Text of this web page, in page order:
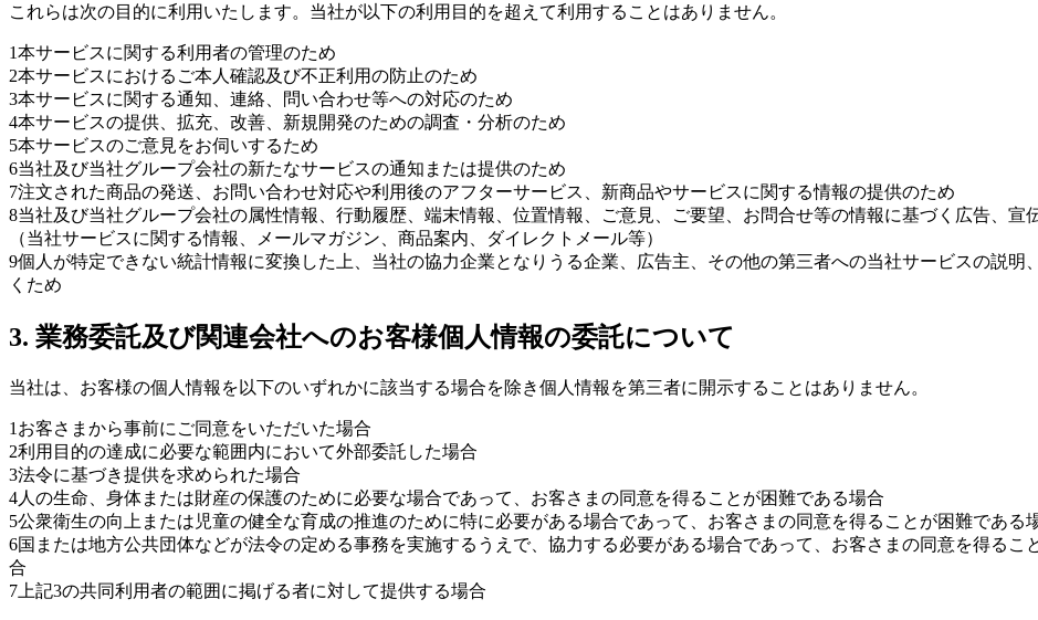
これらは次の目的に利用いたします。当社が以下の利用目的を超えて利用することはありません。
1本サービスに関する利用者の管理のため
2本サービスにおけるご本人確認及び不正利用の防止のため
3本サービスに関する通知、連絡、問い合わせ等への対応のため
4本サービスの提供、拡充、改善、新規開発のための調査・分析のため
5本サービスのご意見をお伺いするため
6当社及び当社グループ会社の新たなサービスの通知または提供のため
7注文された商品の発送、お問い合わせ対応や利用後のアフターサービス、新商品やサービスに関する情報の提供のため
8当社及び当社グループ会社の属性情報、行動履歴、端末情報、位置情報、ご意見、ご要望、お問合せ等の情報に基づく広告、宣
（当社サービスに関する情報、メールマガジン、商品案内、ダイレクトメール等）
9個人が特定できない統計情報に変換した上、当社の協力企業となりうる企業、広告主、その他の第三者への当社サービスの説
くため
3. 業務委託及び関連会社へのお客様個人情報の委託について
当社は、お客様の個人情報を以下のいずれかに該当する場合を除き個人情報を第三者に開示することはありません。
1 お客さまから事前にご同意をいただいた場合
2利用目的の達成に必要な範囲内において外部委託した場合
3法令に基づき提供を求められた場合
4人の生命、身体または財産の保護のために必要な場合であって、お客さまの同意を得ることが困難である場合
5公衆衛生の向上または児童の健全な育成の推進のために特に必要がある場合であって、お客さまの同意を得ることが困難である
6国または地方公共団体などが法令の定める事務を実施するうえで、協力する必要がある場合であって、お客さまの同意を得る
合
7 上記3の共同利用者の範囲に掲げる者に対して提供する場合